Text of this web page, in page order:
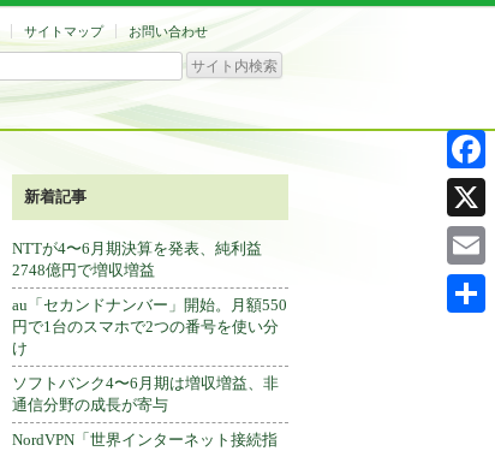
サイトマップ お問い合わせ
新着記事
NTTが4〜6月期決算を発表、純利益
2748億円で増収増益
au「セカンドナンバー」開始。月額550
円で1台のスマホで2つの番号を使い分
け
ソフトバンク4〜6月期は増収増益、非
通信分野の成長が寄与
NordVPN「世界インターネット接続指
X
Email